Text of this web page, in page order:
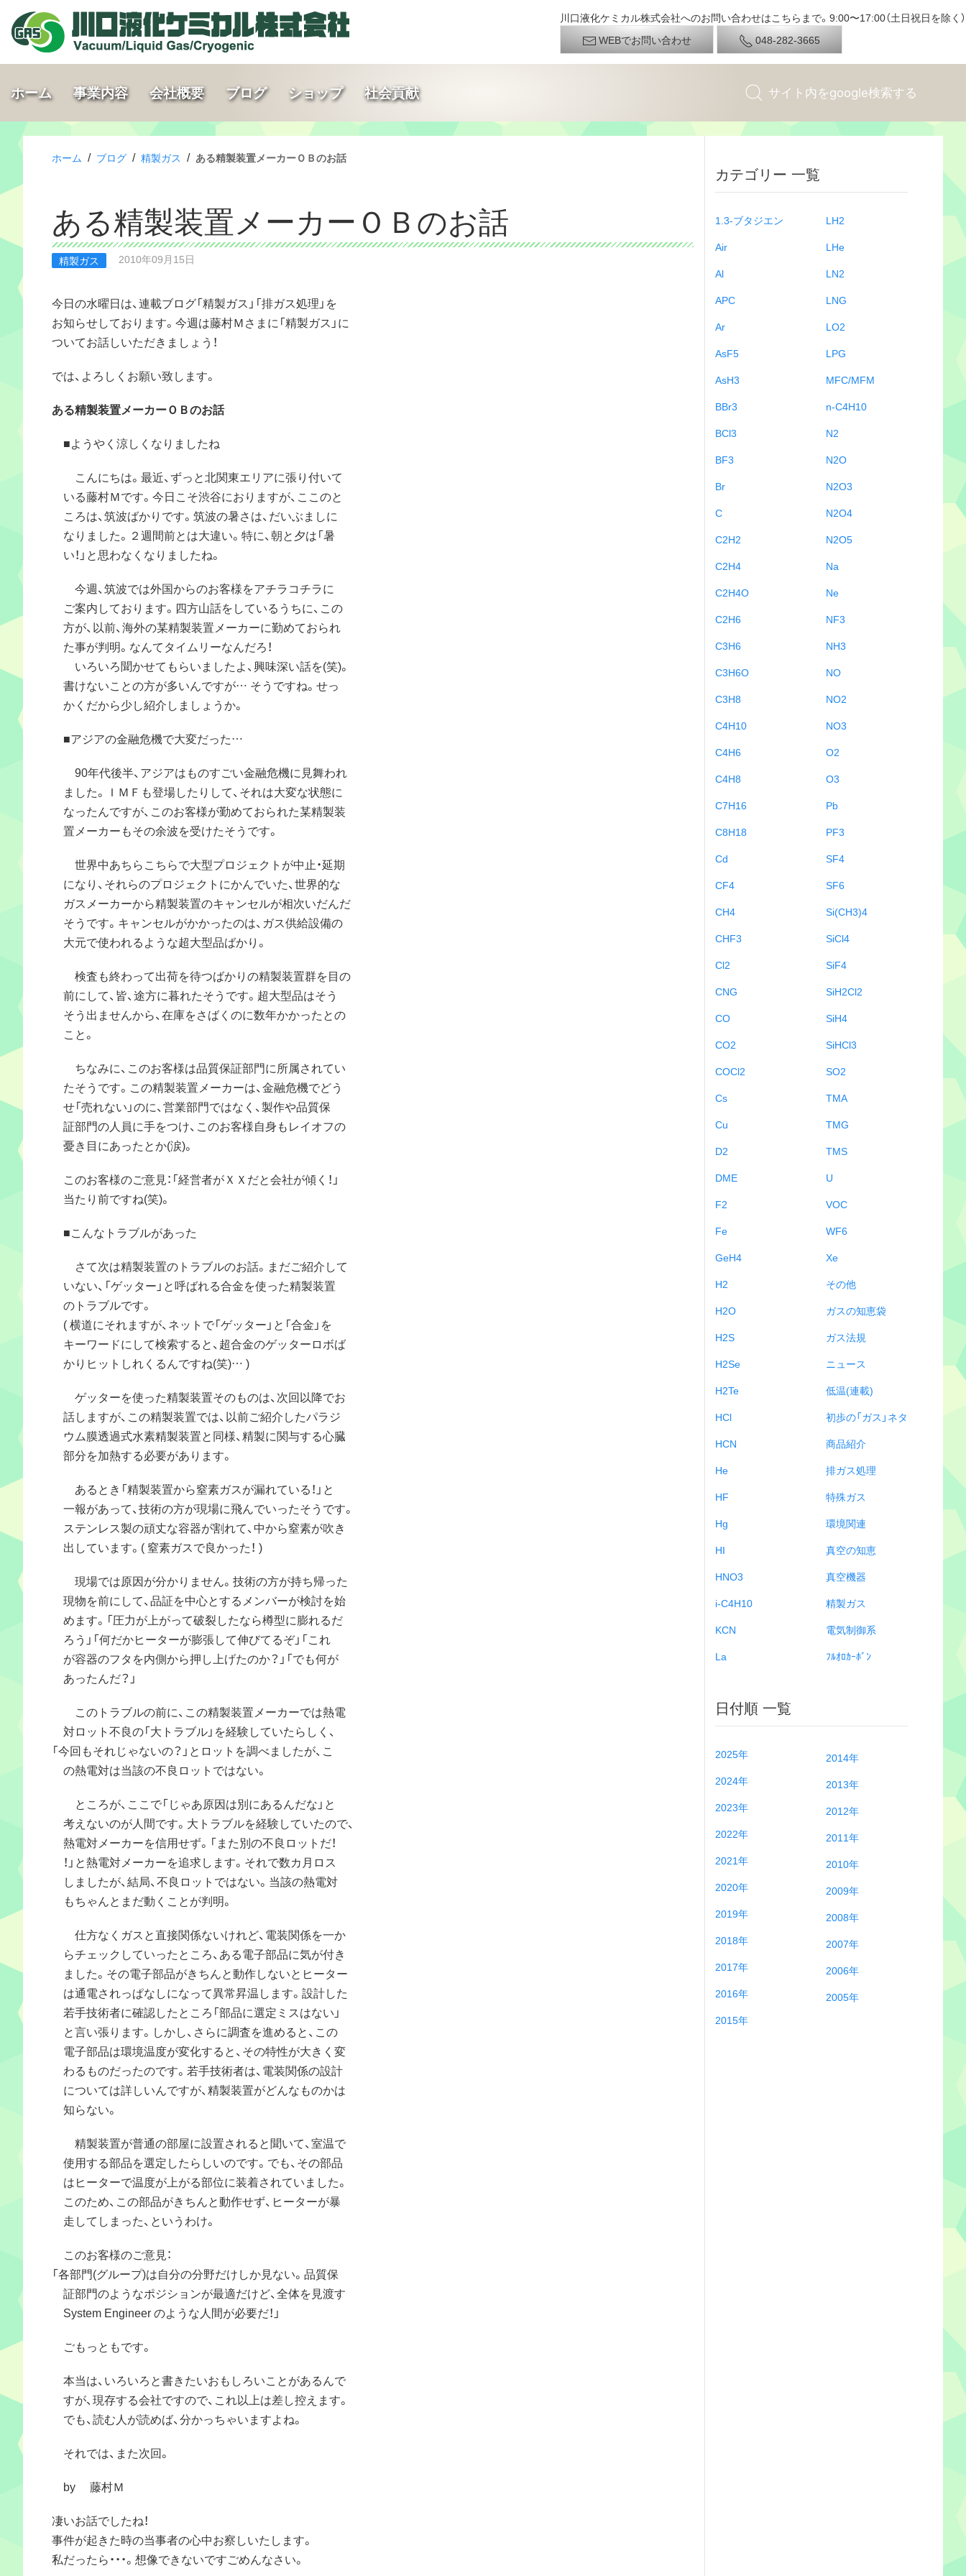
川口液化ケミカル株式会社へのお問い合わせはこちらまで。9:00〜17:00（土日祝日を除く）
WEBでお問い合わせ
048-282-3665
ホーム 事業内容 会社概要 ブログ ショップ 社会貢献
ホーム / ブログ / 精製ガス / ある精製装置メーカーＯＢのお話
ある精製装置メーカーＯＢのお話
精製ガス 2010年09月15日
今日の水曜日は、連載ブログ「精製ガス」「排ガス処理」を
お知らせしております。今週は藤村Ｍさまに「精製ガス」に
ついてお話しいただきましょう！
では、よろしくお願い致します。
ある精製装置メーカーＯＢのお話
■ようやく涼しくなりましたね
こんにちは。最近、ずっと北関東エリアに張り付いて
いる藤村Ｍです。今日こそ渋谷におりますが、ここのと
ころは、筑波ばかりです。筑波の暑さは、だいぶましに
なりました。２週間前とは大違い。特に、朝と夕は「暑
い！」と思わなくなりましたね。
今週、筑波では外国からのお客様をアチラコチラに
ご案内しております。四方山話をしているうちに、この
方が、以前、海外の某精製装置メーカーに勤めておられ
た事が判明。なんてタイムリーなんだろ！
いろいろ聞かせてもらいましたよ、興味深い話を(笑)。
書けないことの方が多いんですが… そうですね。せっ
かくだから少し紹介しましょうか。
■アジアの金融危機で大変だった…
90年代後半、アジアはものすごい金融危機に見舞われ
ました。ＩＭＦも登場したりして、それは大変な状態に
なったんですが、このお客様が勤めておられた某精製装
置メーカーもその余波を受けたそうです。
世界中あちらこちらで大型プロジェクトが中止・延期
になり、それらのプロジェクトにかんでいた、世界的な
ガスメーカーから精製装置のキャンセルが相次いだんだ
そうです。キャンセルがかかったのは、ガス供給設備の
大元で使われるような超大型品ばかり。
検査も終わって出荷を待つばかりの精製装置群を目の
前にして、皆、途方に暮れたそうです。超大型品はそう
そう出ませんから、在庫をさばくのに数年かかったとの
こと。
ちなみに、このお客様は品質保証部門に所属されてい
たそうです。この精製装置メーカーは、金融危機でどう
せ「売れない」のに、営業部門ではなく、製作や品質保
証部門の人員に手をつけ、このお客様自身もレイオフの
憂き目にあったとか(涙)。
このお客様のご意見：「経営者がＸＸだと会社が傾く！」
当たり前ですね(笑)。
■こんなトラブルがあった
さて次は精製装置のトラブルのお話。まだご紹介して
いない、「ゲッター」と呼ばれる合金を使った精製装置
のトラブルです。
( 横道にそれますが、ネットで「ゲッター」と「合金」を
キーワードにして検索すると、超合金のゲッターロボば
かりヒットしれくるんですね(笑)… )
ゲッターを使った精製装置そのものは、次回以降でお
話しますが、この精製装置では、以前ご紹介したパラジ
ウム膜透過式水素精製装置と同様、精製に関与する心臓
部分を加熱する必要があります。
あるとき「精製装置から窒素ガスが漏れている！」と
一報があって、技術の方が現場に飛んでいったそうです。
ステンレス製の頑丈な容器が割れて、中から窒素が吹き
出しています。( 窒素ガスで良かった！ )
現場では原因が分かりません。技術の方が持ち帰った
現物を前にして、品証を中心とするメンバーが検討を始
めます。「圧力が上がって破裂したなら樽型に膨れるだ
ろう」「何だかヒーターが膨張して伸びてるぞ」「これ
が容器のフタを内側から押し上げたのか？」「でも何が
あったんだ？」
このトラブルの前に、この精製装置メーカーでは熱電
対ロット不良の「大トラブル」を経験していたらしく、
「今回もそれじゃないの？」とロットを調べましたが、こ
の熱電対は当該の不良ロットではない。
ところが、ここで「じゃあ原因は別にあるんだな」と
考えないのが人間です。大トラブルを経験していたので、
熱電対メーカーを信用せず。「また別の不良ロットだ！
！」と熱電対メーカーを追求します。それで数カ月ロス
しましたが、結局、不良ロットではない。当該の熱電対
もちゃんとまだ動くことが判明。
仕方なくガスと直接関係ないけれど、電装関係を一か
らチェックしていったところ、ある電子部品に気が付き
ました。その電子部品がきちんと動作しないとヒーター
は通電されっぱなしになって異常昇温します。設計した
若手技術者に確認したところ「部品に選定ミスはない」
と言い張ります。しかし、さらに調査を進めると、この
電子部品は環境温度が変化すると、その特性が大きく変
わるものだったのです。若手技術者は、電装関係の設計
については詳しいんですが、精製装置がどんなものかは
知らない。
精製装置が普通の部屋に設置されると聞いて、室温で
使用する部品を選定したらしいのです。でも、その部品
はヒーターで温度が上がる部位に装着されていました。
このため、この部品がきちんと動作せず、ヒーターが暴
走してしまった、というわけ。
このお客様のご意見：
「各部門(グループ)は自分の分野だけしか見ない。品質保
証部門のようなポジションが最適だけど、全体を見渡す
System Engineer のような人間が必要だ！」
ごもっともです。
本当は、いろいろと書きたいおもしろいことがあるんで
すが、現存する会社ですので、これ以上は差し控えます。
でも、読む人が読めば、分かっちゃいますよね。
それでは、また次回。
by 藤村Ｍ
凄いお話でしたね！
事件が起きた時の当事者の心中お察しいたします。
私だったら・・・。想像できないですごめんなさい。
カテゴリー 一覧
1.3-ブタジエン
Air
Al
APC
Ar
AsF5
AsH3
BBr3
BCl3
BF3
Br
C
C2H2
C2H4
C2H4O
C2H6
C3H6
C3H6O
C3H8
C4H10
C4H6
C4H8
C7H16
C8H18
Cd
CF4
CH4
CHF3
Cl2
CNG
CO
CO2
COCl2
Cs
Cu
D2
DME
F2
Fe
GeH4
H2
H2O
H2S
H2Se
H2Te
HCl
HCN
He
HF
Hg
HI
HNO3
i-C4H10
KCN
La
LH2
LHe
LN2
LNG
LO2
LPG
MFC/MFM
n-C4H10
N2
N2O
N2O3
N2O4
N2O5
Na
Ne
NF3
NH3
NO
NO2
NO3
O2
O3
Pb
PF3
SF4
SF6
Si(CH3)4
SiCl4
SiF4
SiH2Cl2
SiH4
SiHCl3
SO2
TMA
TMG
TMS
U
VOC
WF6
Xe
その他
ガスの知恵袋
ガス法規
ニュース
低温(連載)
初歩の「ガス」ネタ
商品紹介
排ガス処理
特殊ガス
環境関連
真空の知恵
真空機器
精製ガス
電気制御系
ﾌﾙｵﾛｶｰﾎﾞﾝ
日付順 一覧
2025年
2024年
2023年
2022年
2021年
2020年
2019年
2018年
2017年
2016年
2015年
2014年
2013年
2012年
2011年
2010年
2009年
2008年
2007年
2006年
2005年